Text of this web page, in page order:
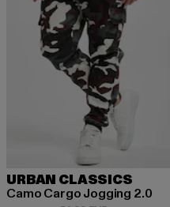
URBAN CLASSICS
Camo Cargo Jogging 2.0